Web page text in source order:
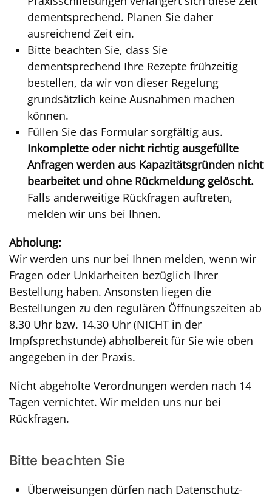
dementsprechend. Planen Sie daher
ausreichend Zeit ein.
Bitte beachten Sie, dass Sie
dementsprechend Ihre Rezepte frühzeitig
bestellen, da wir von dieser Regelung
grundsätzlich keine Ausnahmen machen
können.
Füllen Sie das Formular sorgfältig aus.
Inkomplette oder nicht richtig ausgefüllte
Anfragen werden aus Kapazitätsgründen nicht
bearbeitet und ohne Rückmeldung gelöscht.
Falls anderweitige Rückfragen auftreten,
melden wir uns bei Ihnen.
Abholung:
Wir werden uns nur bei Ihnen melden, wenn wir
Fragen oder Unklarheiten bezüglich Ihrer
Bestellung haben. Ansonsten liegen die
Bestellungen zu den regulären Öffnungszeiten ab
8.30 Uhr bzw. 14.30 Uhr (NICHT in der
Impfsprechstunde) abholbereit für Sie wie oben
angegeben in der Praxis.
Nicht abgeholte Verordnungen werden nach 14
Tagen vernichtet. Wir melden uns nur bei
Rückfragen.
Bitte beachten Sie
Überweisungen dürfen nach Datenschutz­